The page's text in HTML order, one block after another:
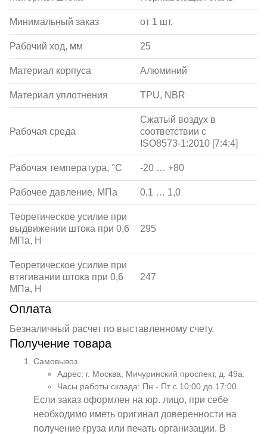
Минимальный заказ от 1 шт.
Рабочий ход, мм 25
Материал корпуса Алюминий
Материал уплотнения TPU, NBR
Рабочая среда
Сжатый воздух в
соответствии с
ISO8573-1:2010 [7:4:4]
Рабочая температура, °С -20 … +80
Рабочее давление, МПа 0,1 … 1,0
Теоретическое усилие при
выдвижении штока при 0,6
МПа, Н
295
Теоретическое усилие при
втягивании штока при 0,6
МПа, Н
247
Оплата
Безналичный расчет по выставленному счету.
Получение товара
Самовывоз
Адрес: г. Москва, Мичуринский проспект, д. 49а.
Часы работы склада: Пн - Пт с 10:00 до 17:00.
Если заказ оформлен на юр. лицо, при себе
необходимо иметь оригинал доверенности на
получение груза или печать организации. В